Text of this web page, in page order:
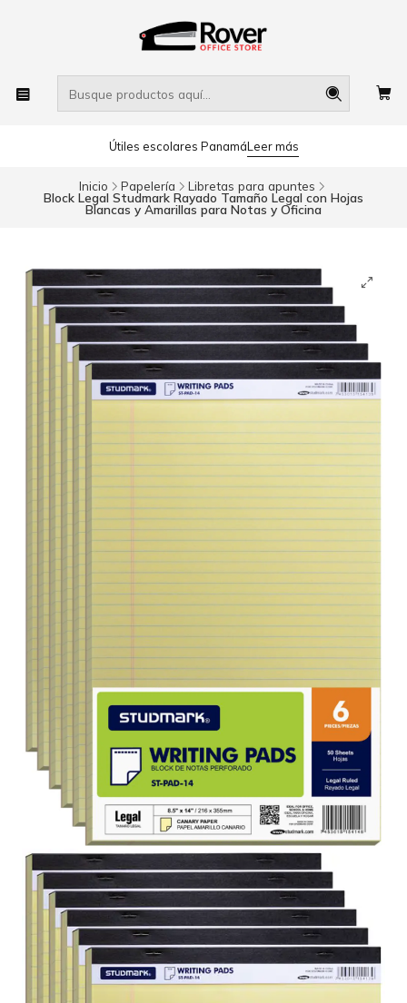
Útiles escolares PanamáLeer más
Inicio Papelería Libretas para apuntes
Block Legal Studmark Rayado Tamaño Legal con Hojas
Blancas y Amarillas para Notas y Oficina